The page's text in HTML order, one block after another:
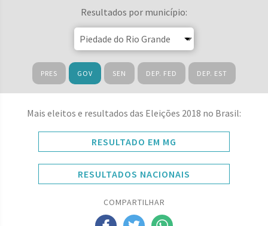
Resultados por município:
PRES GOV SEN DEP. FED DEP. EST
Mais eleitos e resultados das Eleições 2018 no Brasil:
RESULTADO EM MG
RESULTADOS NACIONAIS
COMPARTILHAR